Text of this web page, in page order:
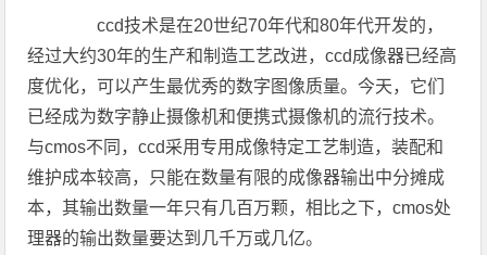
ccd技术是在20世纪70年代和80年代开发的，
经过大约30年的生产和制造工艺改进，ccd成像器已经高
度优化，可以产生最优秀的数字图像质量。今天，它们
已经成为数字静止摄像机和便携式摄像机的流行技术。
与cmos不同，ccd采用专用成像特定工艺制造，装配和
维护成本较高，只能在数量有限的成像器输出中分摊成
本，其输出数量一年只有几百万颗，相比之下，cmos处
理器的输出数量要达到几千万或几亿。